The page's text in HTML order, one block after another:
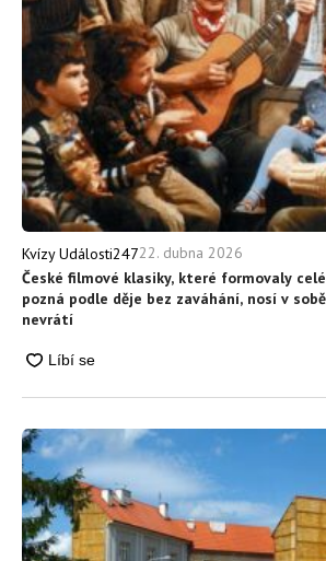
Kvízy Události24722. dubna 2026
České filmové klasiky, které formovaly
pozná podle děje bez zaváhání, nosí v
nevrátí